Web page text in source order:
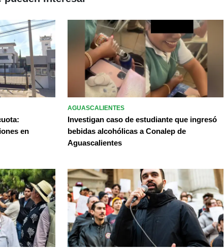
en
AGUASCALIENTES
Investigan caso de estudiante que ingresó
bebidas alcohólicas a Conalep de
Aguascalientes